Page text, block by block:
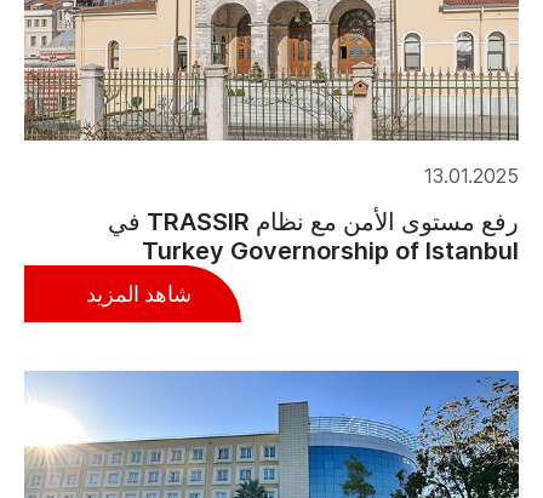
13.01.2025
رفع مستوى الأمن مع نظام TRASSIR في
Turkey Governorship of Istanbul
شاهد المزيد